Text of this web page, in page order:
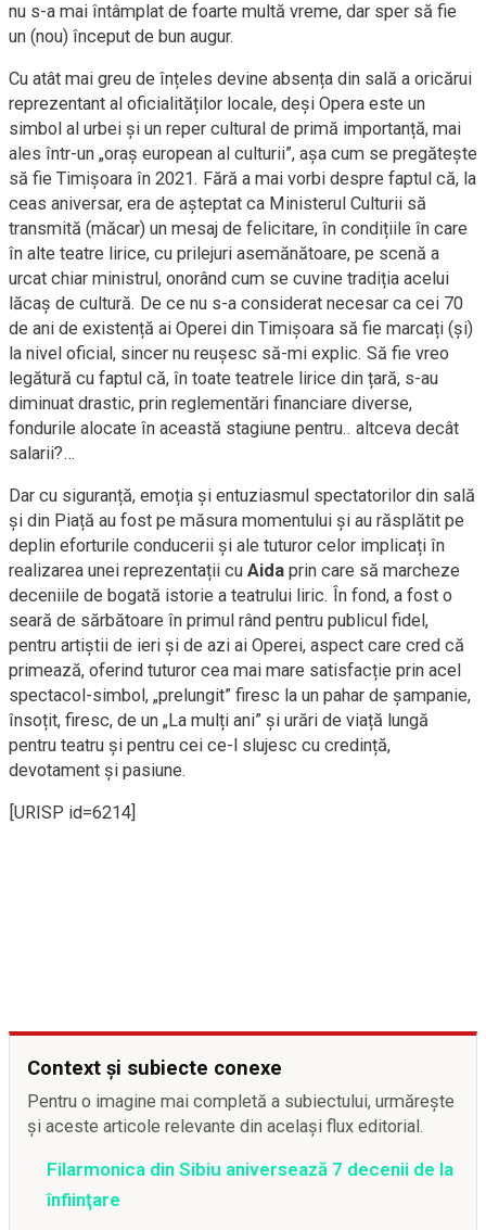
nu s-a mai întâmplat de foarte multă vreme, dar sper să fie
un (nou) început de bun augur.
Cu atât mai greu de înțeles devine absența din sală a oricărui
reprezentant al oficialităților locale, deși Opera este un
simbol al urbei și un reper cultural de primă importanță, mai
ales într-un „oraș european al culturii”, așa cum se pregătește
să fie Timișoara în 2021. Fără a mai vorbi despre faptul că, la
ceas aniversar, era de așteptat ca Ministerul Culturii să
transmită (măcar) un mesaj de felicitare, în condițiile în care
în alte teatre lirice, cu prilejuri asemănătoare, pe scenă a
urcat chiar ministrul, onorând cum se cuvine tradiția acelui
lăcaș de cultură. De ce nu s-a considerat necesar ca cei 70
de ani de existență ai Operei din Timișoara să fie marcați (și)
la nivel oficial, sincer nu reușesc să-mi explic. Să fie vreo
legătură cu faptul că, în toate teatrele lirice din țară, s-au
diminuat drastic, prin reglementări financiare diverse,
fondurile alocate în această stagiune pentru.. altceva decât
salarii?…
Dar cu siguranță, emoția și entuziasmul spectatorilor din sală
și din Piață au fost pe măsura momentului și au răsplătit pe
deplin eforturile conducerii și ale tuturor celor implicați în
realizarea unei reprezentații cu Aida prin care să marcheze
deceniile de bogată istorie a teatrului liric. În fond, a fost o
seară de sărbătoare în primul rând pentru publicul fidel,
pentru artiștii de ieri și de azi ai Operei, aspect care cred că
primează, oferind tuturor cea mai mare satisfacție prin acel
spectacol-simbol, „prelungit” firesc la un pahar de șampanie,
însoțit, firesc, de un „La mulți ani” și urări de viață lungă
pentru teatru și pentru cei ce-l slujesc cu credință,
devotament și pasiune.
[URISP id=6214]
Context și subiecte conexe
Pentru o imagine mai completă a subiectului, urmărește
și aceste articole relevante din același flux editorial.
Filarmonica din Sibiu aniversează 7 decenii de la
înfiinţare